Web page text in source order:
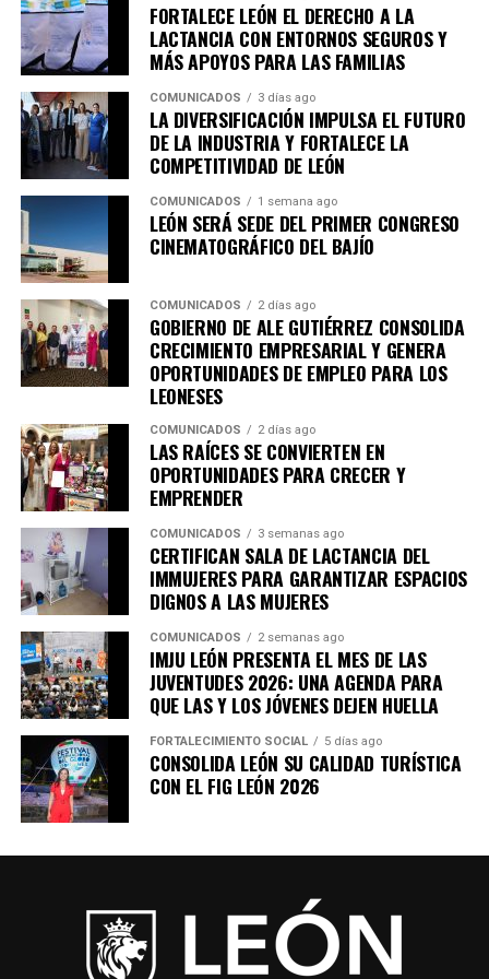
enero 2026 el último día de exposición.
Con este ciclo, el Instituto Cultural de León consolida su
compromiso con el fomento, la promoción y el acceso a
los derechos culturales, acercando al público a
experiencias artísticas diversas y de reflexión profunda,
en diálogo con uno de los festivales más importantes de
Iberoamérica.
Para conocer más detalles sobre los espacios expositivos
de CAVI y la programación especial del Cervantino en
León, se invita a seguir las cuentas en redes sociales del
ICL, que son
@culturaleony @cavileon
consultar la página web oficialwww.culturaleon.com
para más detalles sobre eventos culturales en León.
FORTALECE LEÓN EL DERECHO A LA
LACTANCIA CON ENTORNOS SEGUROS Y
MÁS APOYOS PARA LAS FAMILIAS
COMUNICADOS 3 días ago
LA DIVERSIFICACIÓN IMPULSA EL FUTURO
DE LA INDUSTRIA Y FORTALECE LA
COMPETITIVIDAD DE LEÓN
COMUNICADOS 1 semana ago
LEÓN SERÁ SEDE DEL PRIMER CONGRESO
CINEMATOGRÁFICO DEL BAJÍO
COMUNICADOS 2 días ago
GOBIERNO DE ALE GUTIÉRREZ CONSOLIDA
CRECIMIENTO EMPRESARIAL Y GENERA
OPORTUNIDADES DE EMPLEO PARA LOS
LEONESES
COMUNICADOS 2 días ago
LAS RAÍCES SE CONVIERTEN EN
OPORTUNIDADES PARA CRECER Y
EMPRENDER
COMUNICADOS 3 semanas ago
CERTIFICAN SALA DE LACTANCIA DEL
IMMUJERES PARA GARANTIZAR ESPACIOS
DIGNOS A LAS MUJERES
COMUNICADOS 2 semanas ago
IMJU LEÓN PRESENTA EL MES DE LAS
JUVENTUDES 2026: UNA AGENDA PARA
QUE LAS Y LOS JÓVENES DEJEN HUELLA
FORTALECIMIENTO SOCIAL 5 días ago
CONSOLIDA LEÓN SU CALIDAD TURÍSTICA
CON EL FIG LEÓN 2026